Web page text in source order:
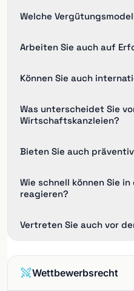
Welche
Arbeiten Sie auch auf
Können Sie auch
Was unterscheidet Sie
Wirtschaftskanzleien?
Bieten Sie auch
Wie schnell können Sie
reagieren?
Vertreten Sie auch vor
Wettbewerbsrecht